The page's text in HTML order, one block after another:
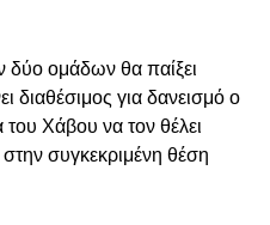
δύο ομάδων θα παίξει
διαθέσιμος για δανεισμό ο
Χάβου να τον θέλει
στην συγκεκριμένη θέση